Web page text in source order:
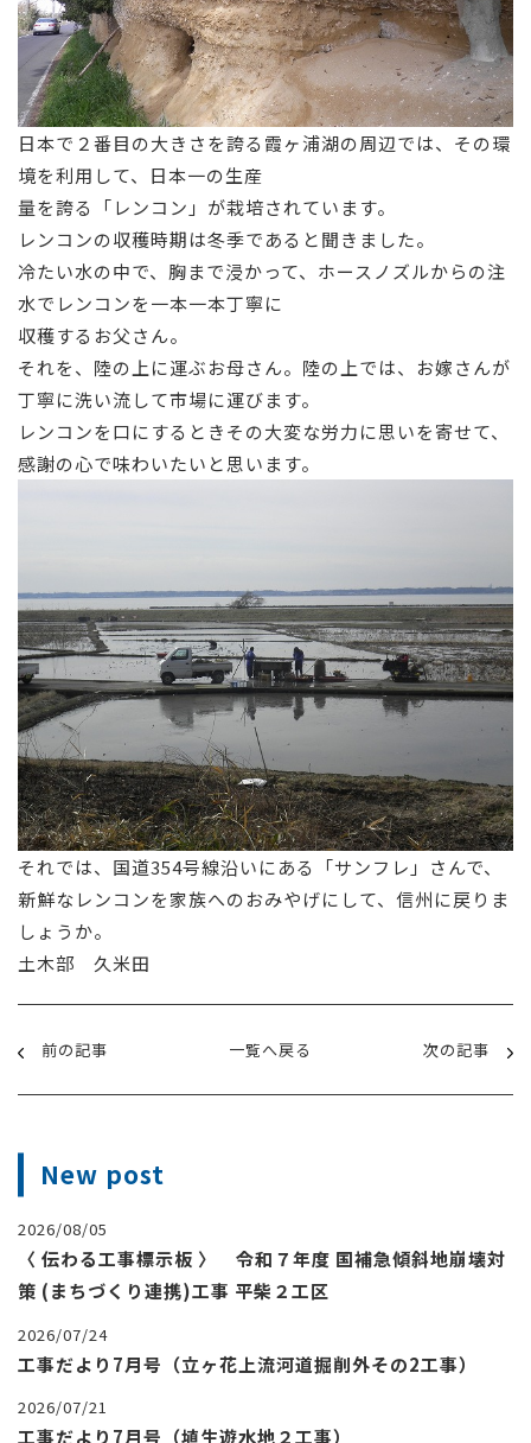
日本で２番目の大きさを誇る霞ヶ浦湖の周辺では、その環
境を利用して、日本一の生産
量を誇る「レンコン」が栽培されています。
レンコンの収穫時期は冬季であると聞きました。
冷たい水の中で、胸まで浸かって、ホースノズルからの注
水でレンコンを一本一本丁寧に
収穫するお父さん。
それを、陸の上に運ぶお母さん。陸の上では、お嫁さんが
丁寧に洗い流して市場に運びます。
レンコンを口にするときその大変な労力に思いを寄せて、
感謝の心で味わいたいと思います。
それでは、国道354号線沿いにある「サンフレ」さんで、
新鮮なレンコンを家族へのおみやげにして、信州に戻りま
しょうか。
土木部 久米田
前の記事 一覧へ戻る 次の記事
New post
2026/08/05
〈 伝わる工事標示板 〉 令和７年度 国補急傾斜地崩壊対
策 (まちづくり連携)工事 平柴２工区
2026/07/24
工事だより7月号（立ヶ花上流河道掘削外その2工事）
2026/07/21
工事だより7月号（埴生遊水地２工事）